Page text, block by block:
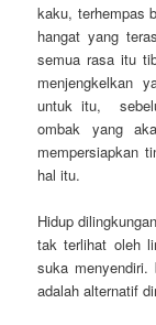
kaku, terhempas
hangat yang
semua rasa itu
menjengkelkan
untuk itu,
ombak yang
mempersiapkan
hal itu.
Hidup
tak terlihat oleh
suka menyendiri.
adalah alternatif